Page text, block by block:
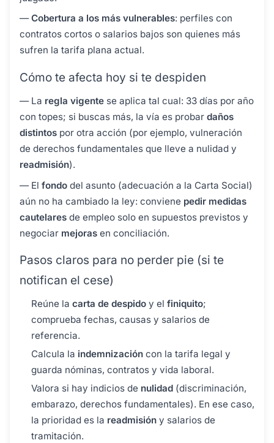
—Cobertura a los más vulnerables: perfiles con
contratos cortos o salarios bajos son quienes más
sufren la tarifa plana actual.
Cómo te afecta hoy si te despiden
— La regla vigente se aplica tal cual: 33 días por año
con topes; si buscas más, la vía es probar daños
distintos por otra acción (por ejemplo, vulneración
de derechos fundamentales que lleve a nulidad y
readmisión).
— El fondo del asunto (adecuación a la Carta Social)
aún no ha cambiado la ley: conviene pedir medidas
cautelares de empleo solo en supuestos previstos y
negociar mejoras en conciliación.
Pasos claros para no perder pie (si te
notifican el cese)
Reúne la carta de despido y el finiquito;
comprueba fechas, causas y salarios de
referencia.
Calcula la indemnización con la tarifa legal y
guarda nóminas, contratos y vida laboral.
Valora si hay indicios de nulidad (discriminación,
embarazo, derechos fundamentales). En ese caso,
la prioridad es la readmisión y salarios de
tramitación.